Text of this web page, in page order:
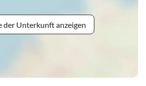
der Unterkunft anzeigen